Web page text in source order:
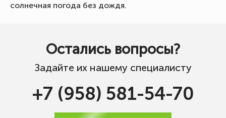
солнечная погода без дождя.
Остались вопросы?
Задайте их нашему специалисту
+7 (958) 581-54-70